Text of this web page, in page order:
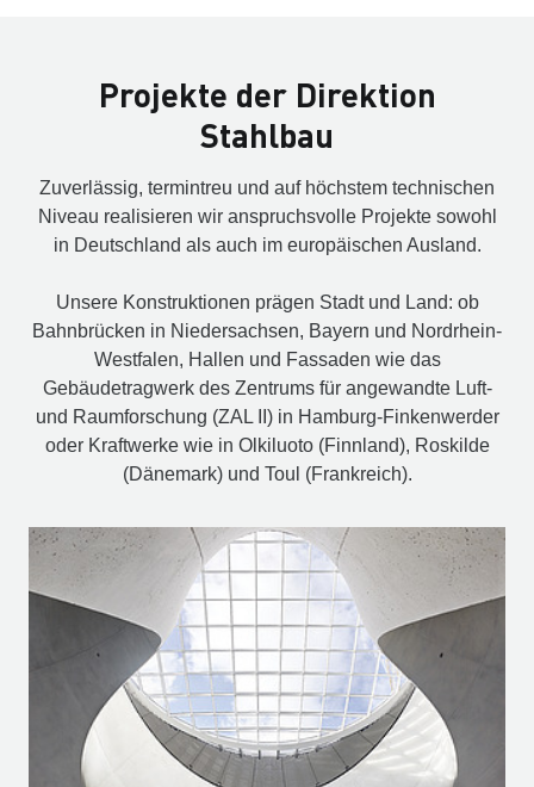
Projekte der Direktion
Stahlbau
Zuverlässig, termintreu und auf höchstem technischen
Niveau realisieren wir anspruchsvolle Projekte sowohl
in Deutschland als auch im europäischen Ausland.
Unsere Konstruktionen prägen Stadt und Land: ob
Bahnbrücken in Niedersachsen, Bayern und Nordrhein-
Westfalen, Hallen und Fassaden wie das
Gebäudetragwerk des Zentrums für angewandte Luft-
und Raumforschung (ZAL II) in Hamburg-Finkenwerder
oder Kraftwerke wie in Olkiluoto (Finnland), Roskilde
(Dänemark) und Toul (Frankreich).